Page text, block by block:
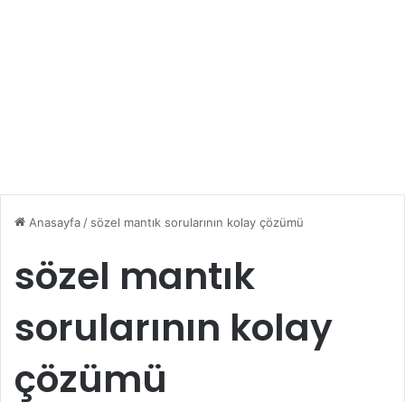
Anasayfa / sözel mantık sorularının kolay çözümü
sözel mantık
sorularının kolay
çözümü